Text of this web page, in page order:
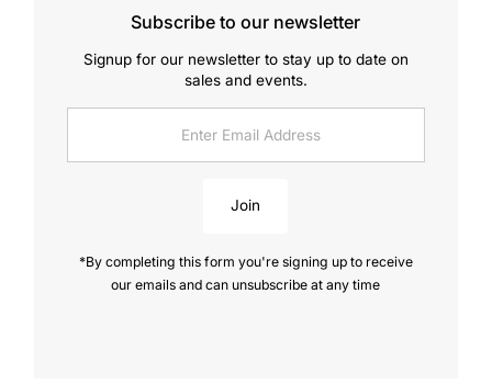
Subscribe to our newsletter
Signup for our newsletter to stay up to date on
sales and events.
Address
Join
*By completing this form you're signing up to receive
our emails and can unsubscribe at any time